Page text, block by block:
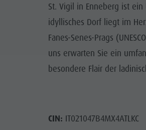
St. Vigil in Enneberg ist
idyllisches Dorf liegt im
Fanes-Senes-Prags
uns erwarten Sie ein
besondere Flair der
CIN: IT021047B4MX4ATLKC